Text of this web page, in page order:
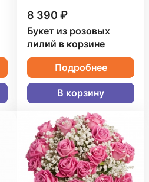
8 390 ₽
Букет из розовых
лилий в корзине
Подробнее
В корзину